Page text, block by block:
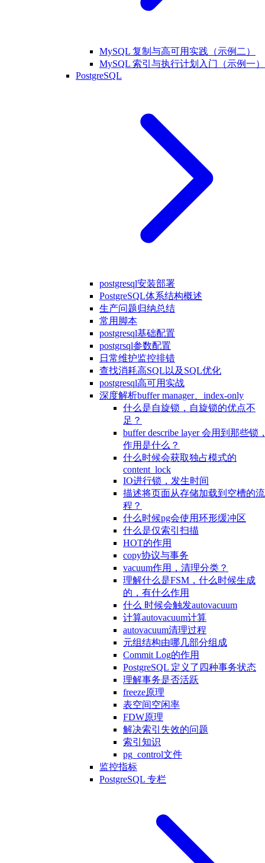
MySQL 复制与高可用实践（示例二）
MySQL 索引与执行计划入门（示例一）
PostgreSQL
postgresql安装部署
PostgreSQL体系结构概述
生产问题归纳总结
常用脚本
postgresql基础配置
postgrsql参数配置
日常维护监控排错
查找消耗高SQL以及SQL优化
postgresql高可用实战
深度解析buffer manager、index-only
什么是自旋锁，自旋锁的优点不
足？
buffer describe layer 会用到那些锁
作用是什么？
什么时候会获取独占模式的
content_lock
IO进行锁，发生时间
描述将页面从存储加载到空槽的流
程？
什么时候pg会使用环形缓冲区
什么是仅索引扫描
HOT的作用
copy协议与事务
vacuum作用，清理分类？
理解什么是FSM，什么时候生成
的，有什么作用
什么 时候会触发autovacuum
计算autovacuum计算
autovacuum清理过程
元组结构由哪几部分组成
Commit Log的作用
PostgreSQL 定义了四种事务状态
理解事务是否活跃
freeze原理
表空间空闲率
FDW原理
解决索引失效的问题
索引知识
pg_control文件
监控指标
PostgreSQL 专栏